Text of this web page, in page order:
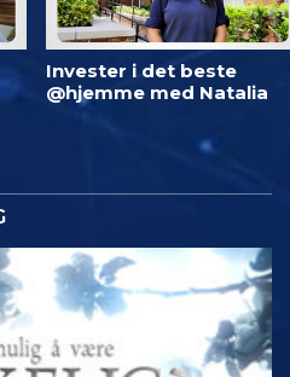
Invester i det beste
@hjemme med Natalia